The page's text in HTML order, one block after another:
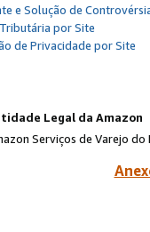
e Solução de
por Site
de Privacidade por Site
Legal da Amazon
Serviços de Varejo do